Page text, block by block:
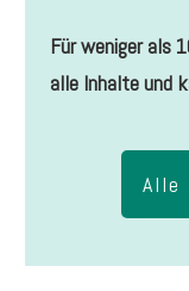
Für weniger als
alle Inhalte und
Alle